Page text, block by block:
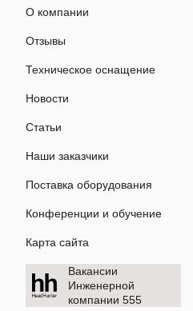
О компании
Отзывы
Техническое оснащение
Новости
Статьи
Наши заказчики
Поставка оборудования
Конференции и обучение
Карта сайта
Вакансии
Инженерной
компании 555